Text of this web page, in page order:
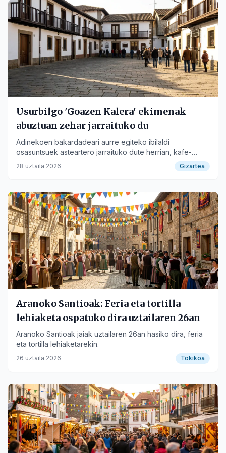
Usurbilgo 'Goazen Kalera' ekimenak
abuztuan zehar jarraituko du
Adinekoen bakardadeari aurre egiteko ibilaldi
osasuntsuek asteartero jarraituko dute herrian, kafe-
tertuliarekin amaituz.
28 uztaila 2026 Gizartea
Aranoko Santioak: Feria eta tortilla
lehiaketa ospatuko dira uztailaren 26an
Aranoko Santioak jaiak uztailaren 26an hasiko dira, feria
eta tortilla lehiaketarekin.
26 uztaila 2026 Tokikoa